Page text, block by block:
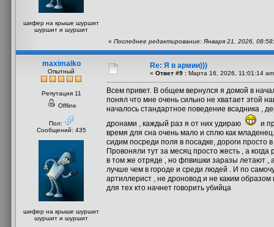
шифер на крыше шуршит
шуршит и шуршит
« Последнее редактирование: Января 21, 2026,
maximalko
Опытный
Репутация 11
Offline
Пол:
Сообщений: 435
шифер на крыше шуршит
шуршит и шуршит
Re: Я в армии)))
« Ответ #9 : Марта 16, 2026, 11:01:14
Всем привет. В общем вернулся я домой в
понял что мне очень сильно не хватает этой
началось стандартное поведение всадника ,
дронами , каждый раз я от них удираю
и
время для сна очень мало и сплю как
сидим посреди поля в посадке, дороги просто
Провоняли тут за месяц просто жесть , а
в том же отряде , но фпвишки заразы летают ,
лучше чем в городе и среди людей . И по
артиллерист , не дроновод и не каким
для тех кто начнет говорить убийца